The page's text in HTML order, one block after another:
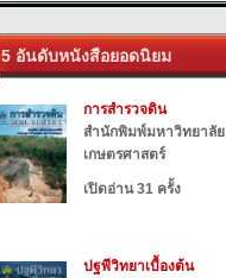
5 อันดับหนังสือยอดนิยม
การสำรวจดิน
สำนักพิมพ์มหาวิทยาลัย
เกษตรศาสตร์
เปิดอ่าน 31 ครั้ง
ปฐพีวิทยาเบื้องต้น